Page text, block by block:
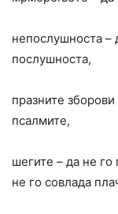
непослушноста –
послушноста,
празните
псалмите,
шегите – да не го
не го совлада